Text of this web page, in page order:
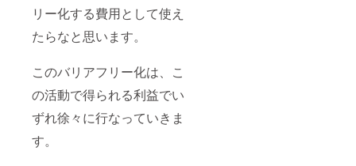
リー化する費用として使え
たらなと思います。
このバリアフリー化は、こ
の活動で得られる利益でい
ずれ徐々に行なっていきま
す。